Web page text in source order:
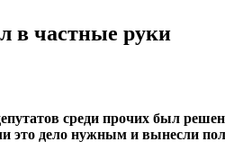
в частные руки
среди прочих был
это дело нужным и вынесли